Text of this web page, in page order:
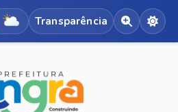
Transparência